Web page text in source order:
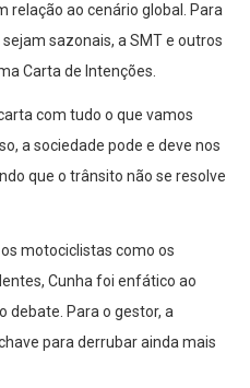
relação ao cenário global. Para
sazonais, a SMT e outros
Carta de Intenções.
com tudo o que vamos
a sociedade pode e deve nos
que o trânsito não se resolve
motociclistas como os
Cunha foi enfático ao
debate. Para o gestor, a
para derrubar ainda mais